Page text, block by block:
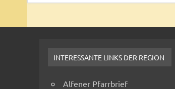
INTERESSANTE LINKS DER REGION
Alfener Pfarrbrief